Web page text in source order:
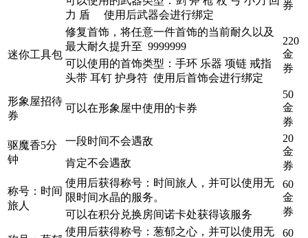
券
力 盾 使用后武器会进行绑定
迷你工具包
修复首饰，将任意一件首饰的当前耐久以及
最大耐久提升至 9999999
220
金
券
可以使用的首饰类型：手环 乐器 项链 戒指
头带 耳钉 护身符 使用后首饰会进行绑定
形象屋招待
券
可以在形象屋中使用的卡券
50
金
券
驱魔香5分
钟
一段时间不会遇敌
20
金
券
肯定不会遇敌
称号：时间
旅人
使用后获得称号：时间旅人，并可以使用无
限时间水晶的服务。
60
金
券
可以在积分兑换房间诺卡处获得该服务
使用后获得称号：葱郁之心，并可以使用无
60